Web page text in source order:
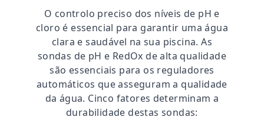
O controlo preciso dos níveis de pH e
cloro é essencial para garantir uma água
clara e saudável na sua piscina. As
sondas de pH e RedOx de alta qualidade
são essenciais para os reguladores
automáticos que asseguram a qualidade
da água. Cinco fatores determinam a
durabilidade destas sondas: